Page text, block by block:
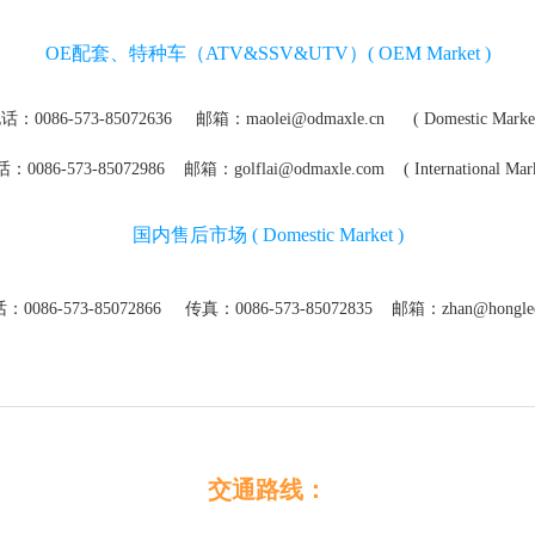
交通路线：
OE配套、特种车（ATV&SSV&UTV）( OEM Market )
：0086-573-85072636 邮箱： maolei@odmaxle.cn ( Domestic
：0086-573-85072986 邮箱： golflai@odmaxle.com( International
国内售后市场 ( Domestic Market )
：0086-573-85072866 传真：0086-573-85072835 邮箱：